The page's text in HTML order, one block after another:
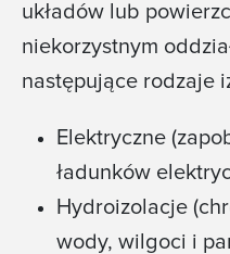
układów lub
niekorzystnym
następujące rodzaje
Elektryczne
ładunków
Hydroizolacje
wody, wilgoci i